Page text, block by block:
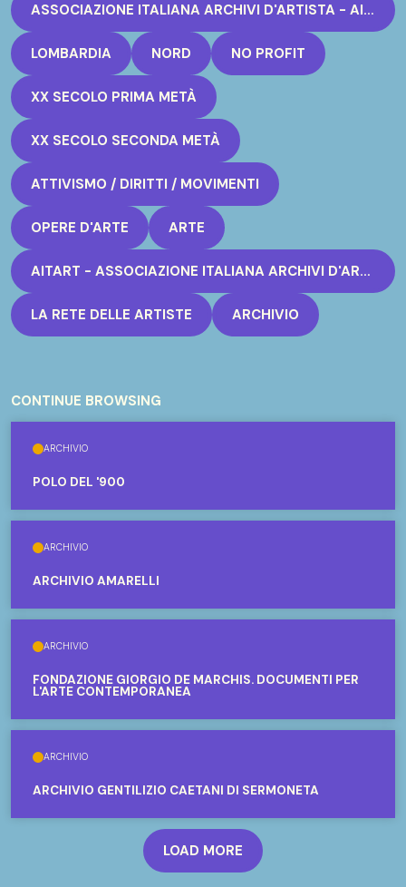
ASSOCIAZIONE ITALIANA ARCHIVI D'ARTISTA - AITART
LOMBARDIA NORD NO PROFIT
XX SECOLO PRIMA METÀ
XX SECOLO SECONDA METÀ
ATTIVISMO / DIRITTI / MOVIMENTI
OPERE D'ARTE ARTE
AITART - ASSOCIAZIONE ITALIANA ARCHIVI D'ARTISTA
LA RETE DELLE ARTISTE ARCHIVIO
CONTINUE BROWSING
ARCHIVIO
POLO DEL '900
ARCHIVIO
ARCHIVIO AMARELLI
ARCHIVIO
FONDAZIONE GIORGIO DE MARCHIS. DOCUMENTI PER
L'ARTE CONTEMPORANEA
ARCHIVIO
ARCHIVIO GENTILIZIO CAETANI DI SERMONETA
LOAD MORE